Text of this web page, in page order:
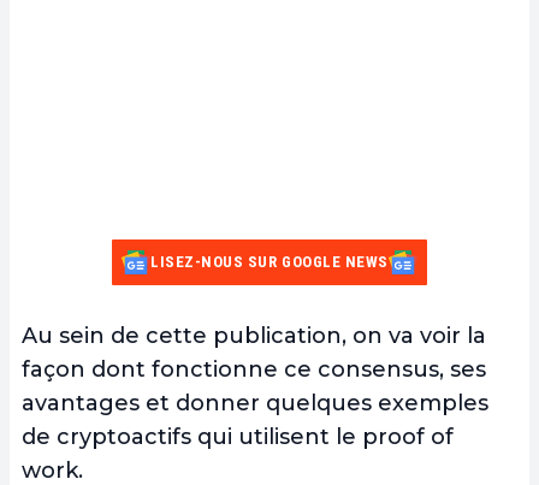
LISEZ-NOUS SUR GOOGLE NEWS
Au sein de cette publication, on va voir la
façon dont fonctionne ce consensus, ses
avantages et donner quelques exemples
de cryptoactifs qui utilisent le proof of
work.